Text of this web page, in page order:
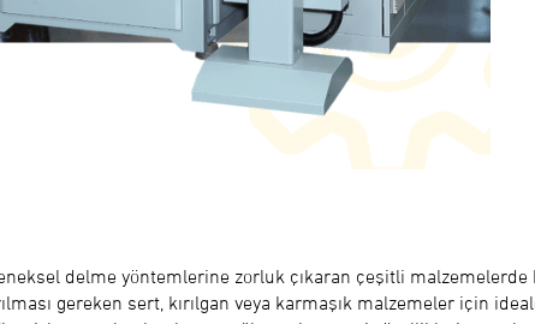
delme yöntemlerine zorluk çıkaran çeşitli
gereken sert, kırılgan veya karmaşık malzemeler için